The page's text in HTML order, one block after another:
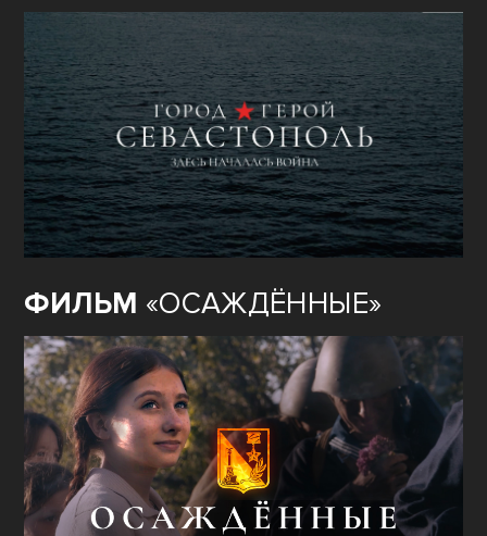
ФИЛЬМ «ОСАЖДЁННЫЕ»